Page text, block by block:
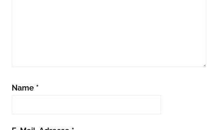
Name *